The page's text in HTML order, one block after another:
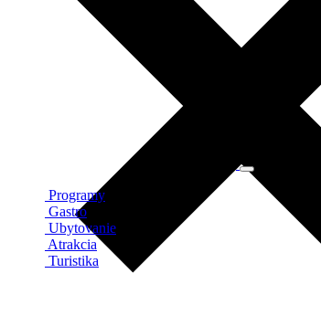
Programy
Gastro
Ubytovanie
Atrakcia
Turistika